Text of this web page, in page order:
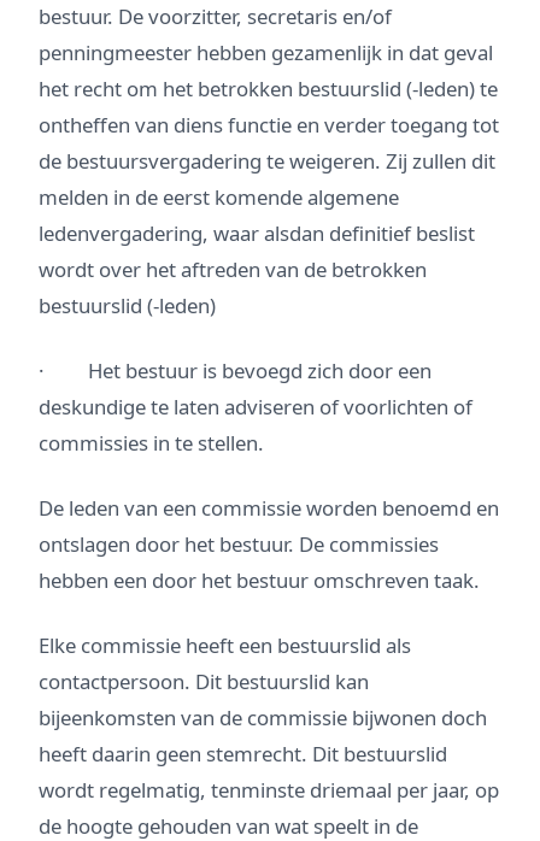
bestuur. De voorzitter, secretaris en/of
penningmeester hebben gezamenlijk in dat geval
het recht om het betrokken bestuurslid (-leden) te
ontheffen van diens functie en verder toegang tot
de bestuursvergadering te weigeren. Zij zullen dit
melden in de eerst komende algemene
ledenvergadering, waar alsdan definitief beslist
wordt over het aftreden van de betrokken
bestuurslid (-leden)
· Het bestuur is bevoegd zich door een
deskundige te laten adviseren of voorlichten of
commissies in te stellen.
De leden van een commissie worden benoemd en
ontslagen door het bestuur. De commissies
hebben een door het bestuur omschreven taak.
Elke commissie heeft een bestuurslid als
contactpersoon. Dit bestuurslid kan
bijeenkomsten van de commissie bijwonen doch
heeft daarin geen stemrecht. Dit bestuurslid
wordt regelmatig, tenminste driemaal per jaar, op
de hoogte gehouden van wat speelt in de